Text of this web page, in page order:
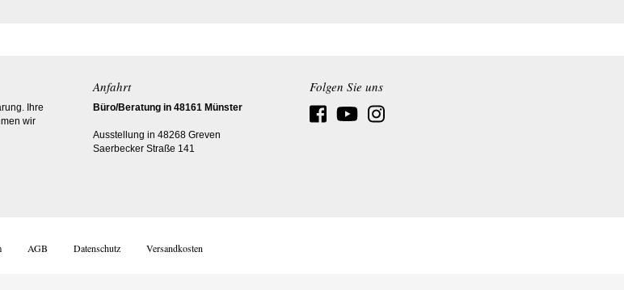
Ihre
wir
Anfahrt
Büro/Beratung in 48161 Münster
Ausstellung in 48268 Greven
Saerbecker Straße 141
Folgen Sie uns
AGB Datenschutz Versandkosten